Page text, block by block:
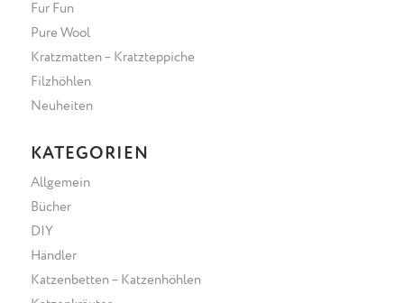
Fur Fun
Pure Wool
Kratzmatten – Kratzteppiche
Filzhöhlen
Neuheiten
KATEGORIEN
Allgemein
Bücher
DIY
Händler
Katzenbetten – Katzenhöhlen